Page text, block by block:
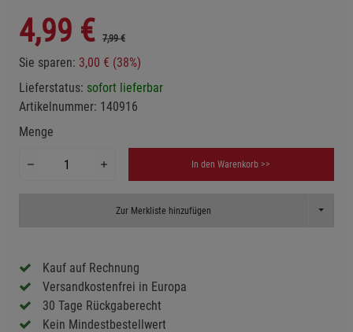
4,99 € 7,99 €
Sie sparen: 3,00 € (38%)
Lieferstatus: sofort lieferbar
Artikelnummer: 140916
Menge
In den Warenkorb >>
Zur Merkliste hinzufügen Toggle
Kauf auf Rechnung
Versandkostenfrei in Europa
30 Tage Rückgaberecht
Kein Mindestbestellwert